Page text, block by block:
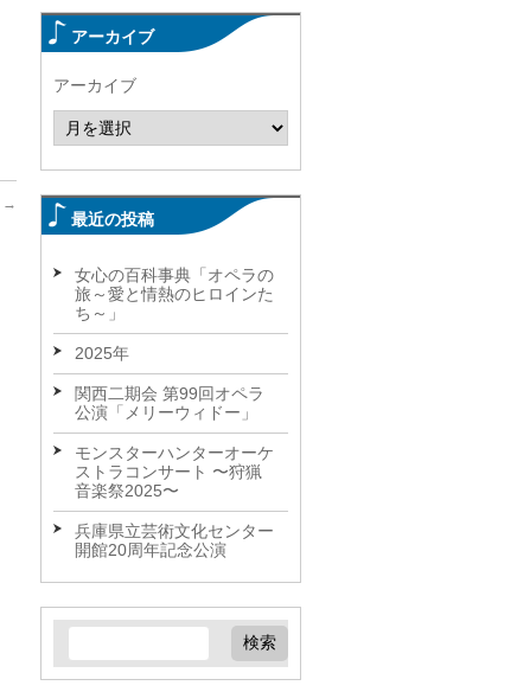
→
アーカイブ
アーカイブ
最近の投稿
女心の百科事典「オペラの
旅～愛と情熱のヒロインた
ち～」
2025年
関西二期会 第99回オペラ
公演「メリーウィドー」
モンスターハンターオーケ
ストラコンサート 〜狩猟
音楽祭2025〜
兵庫県立芸術文化センター
開館20周年記念公演